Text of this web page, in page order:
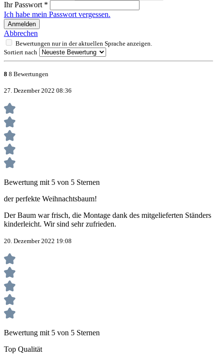
Ihr Passwort *
Ich habe mein Passwort vergessen.
Anmelden
Abbrechen
Bewertungen nur in der aktuellen Sprache anzeigen.
Sortiert nach
8 8 Bewertungen
27. Dezember 2022 08:36
Bewertung mit 5 von 5 Sternen
der perfekte Weihnachtsbaum!
Der Baum war frisch, die Montage dank des mitgelieferten Ständers
kinderleicht. Wir sind sehr zufrieden.
20. Dezember 2022 19:08
Bewertung mit 5 von 5 Sternen
Top Qualität